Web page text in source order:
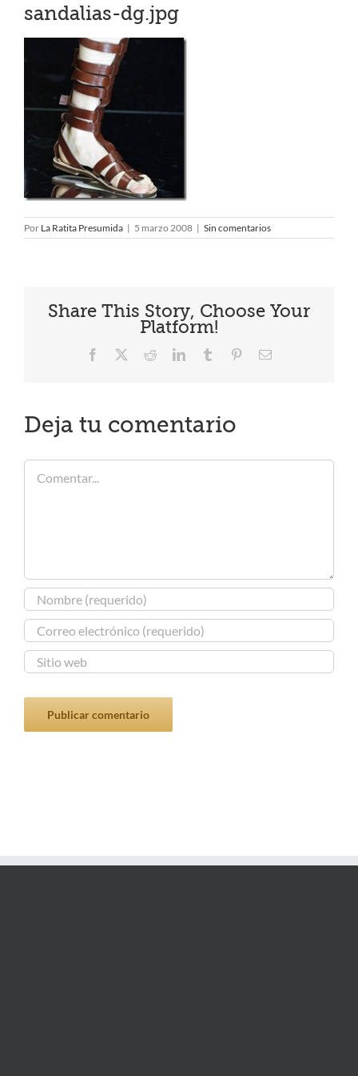
sandalias-dg.jpg
Por La Ratita Presumida | 5 marzo 2008 | Sin comentarios
Share This Story, Choose Your
Platform!
Facebook RedditLinkedInTumblr PinterestCorreo
Deja tu comentario
Comentar